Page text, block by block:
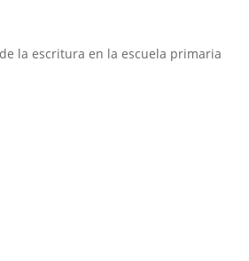
la escritura en la escuela primaria